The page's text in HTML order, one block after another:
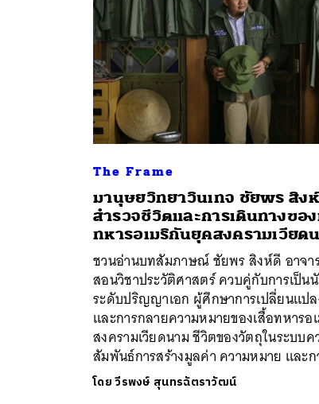
The Frame
มานุษยวิทยาวินเทจ ชัยพร สิง
สำรวจชีวิตและการเดินทางของ
ทหารอเมริกันยุคสงครามเวียด
ชวนอ่านบทสัมภาษณ์ ชัยพร สิงห์ดี อาจา
สอนวิชาประวัติศาสตร์ ควบคู่กับการเป็น
ระดับปริญญาเอก ผู้ศึกษาการเปลี่ยนแป
และการกลายความหมายของเสื้อทหารอ
สงครามเวียดนาม ชีวิตของวัตถุในระบบค
สัมพันธ์การสร้างมูลค่า ความหมาย และก
โดยวีรพงษ์ สุนทรฉัตราวัฒน์